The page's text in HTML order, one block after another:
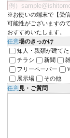
※お使いの端末で【受
可能性がございますの
おすすめいたします。
ご来場のきっかけ
任意
知人・親類が建てた
チラシ
新聞
フリーペーパー
展示場
その他
ご意見・ご質問
任意